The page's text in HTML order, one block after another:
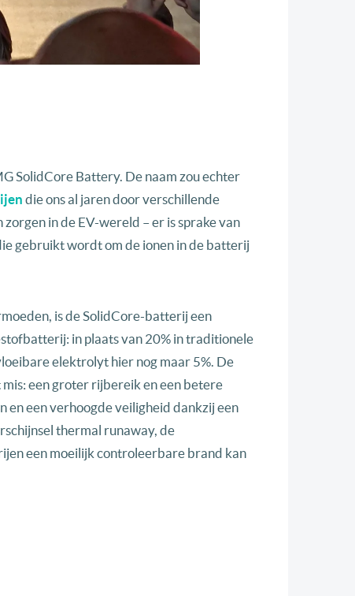
SolidCore Battery. De naam zou echter
die ons al jaren door verschillende
in de EV-wereld – er is sprake van
gebruikt wordt om de ionen in de batterij
is de SolidCore-batterij een
in plaats van 20% in traditionele
elektrolyt hier nog maar 5%. De
een groter rijbereik en een betere
een verhoogde veiligheid dankzij een
thermal runaway, de
een moeilijk controleerbare brand kan